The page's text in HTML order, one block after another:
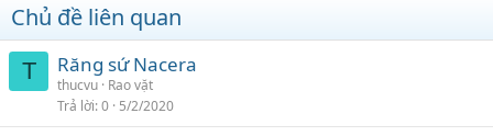
Chủ đề liên quan
T Răng sứ Nacera
thucvu Rao vặt
Trả lời 0 5/2/2020